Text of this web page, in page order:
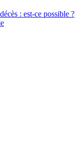
: est-ce possible ?